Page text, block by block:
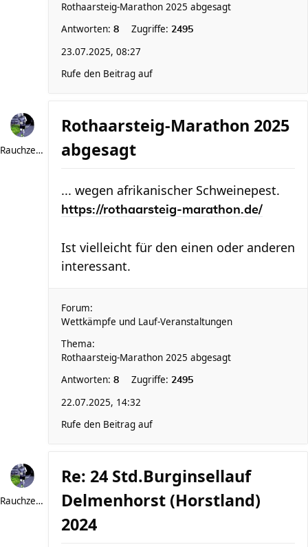
Rothaarsteig-Marathon 2025 abgesagt
Antworten: 8 Zugriffe: 2495
23.07.2025, 08:27
Rufe den Beitrag auf
Rauchzeichen
Rothaarsteig-Marathon 2025
abgesagt
... wegen afrikanischer Schweinepest.
https://rothaarsteig-marathon.de/
Ist vielleicht für den einen oder anderen
interessant.
Forum:
Wettkämpfe und Lauf-Veranstaltungen
Thema:
Rothaarsteig-Marathon 2025 abgesagt
Antworten: 8 Zugriffe: 2495
22.07.2025, 14:32
Rufe den Beitrag auf
Rauchzeichen
Re: 24 Std.Burginsellauf
Delmenhorst (Horstland)
2024